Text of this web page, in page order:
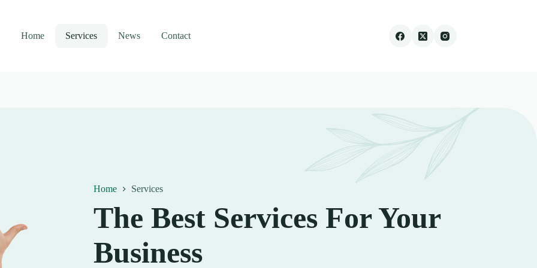
Home
Services News Contact
Home Services
The Best Services For Your
Business